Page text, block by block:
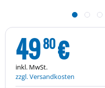
4980€
inkl. MwSt.
zzgl. Versandkosten